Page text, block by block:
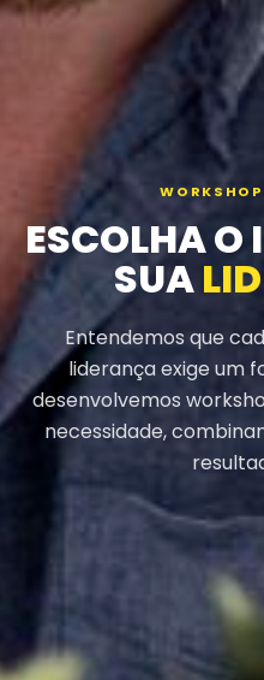
ESCOLHA O
SUA
Entendemos que
liderança exige um
desenvolvemos
necessidade,